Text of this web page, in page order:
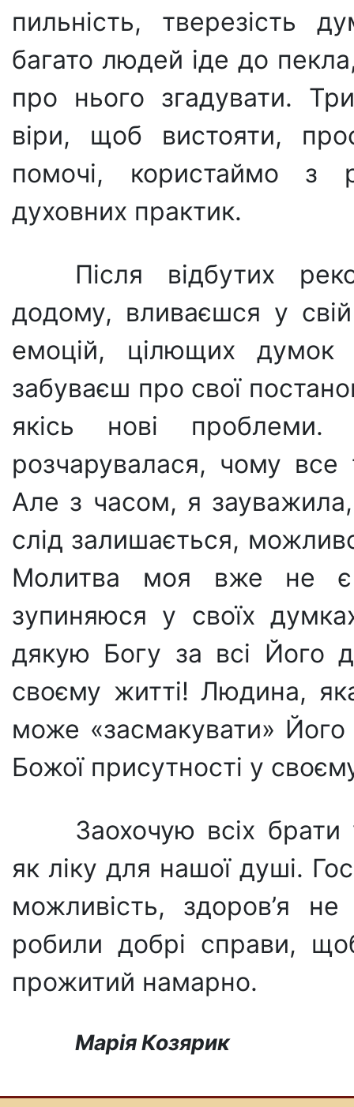
пильність, тверезість
багато людей іде до
про нього згадувати.
віри, щоб вистояти,
помочі, користаймо з
духовних практик.
Після відбутих
додому, вливаєшся у
емоцій, цілющих
забуваєш про свої
якісь нові
розчарувалася, чому
Але з часом, я
слід залишається,
Молитва моя вже не
зупиняюся у своїх
дякую Богу за всі Його
своєму житті! Люди­на,
може «засма­кувати» Його
Божої присутності у
Заохочую всіх брати
як ліку для нашої душі.
можливість, здоров’я
робили добрі справи,
прожитий намарно.
Марія Козярик